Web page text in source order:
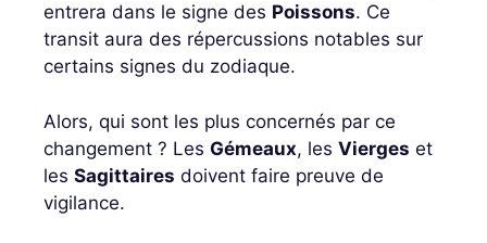
entrera dans le signe des Poissons. Ce
transit aura des répercussions notables sur
certains signes du zodiaque.
Alors, qui sont les plus concernés par ce
changement ? Les Gémeaux, les Vierges et
les Sagittaires doivent faire preuve de
vigilance.